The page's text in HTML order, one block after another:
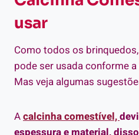
usar
Como todos os
pode ser usada conforme
Mas veja algumas
Acalcinha comestível,